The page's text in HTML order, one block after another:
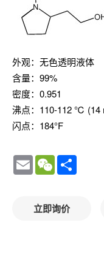
外观：无色透明液体
含量：99%
密度：0.951
沸点：110-112 ℃ (14
闪点：184°F
Email WeChat
立即询价